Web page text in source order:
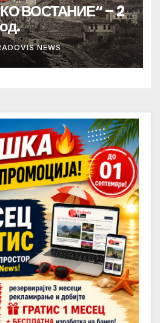
ВОСТАНИЕ“ – 2
NEWS